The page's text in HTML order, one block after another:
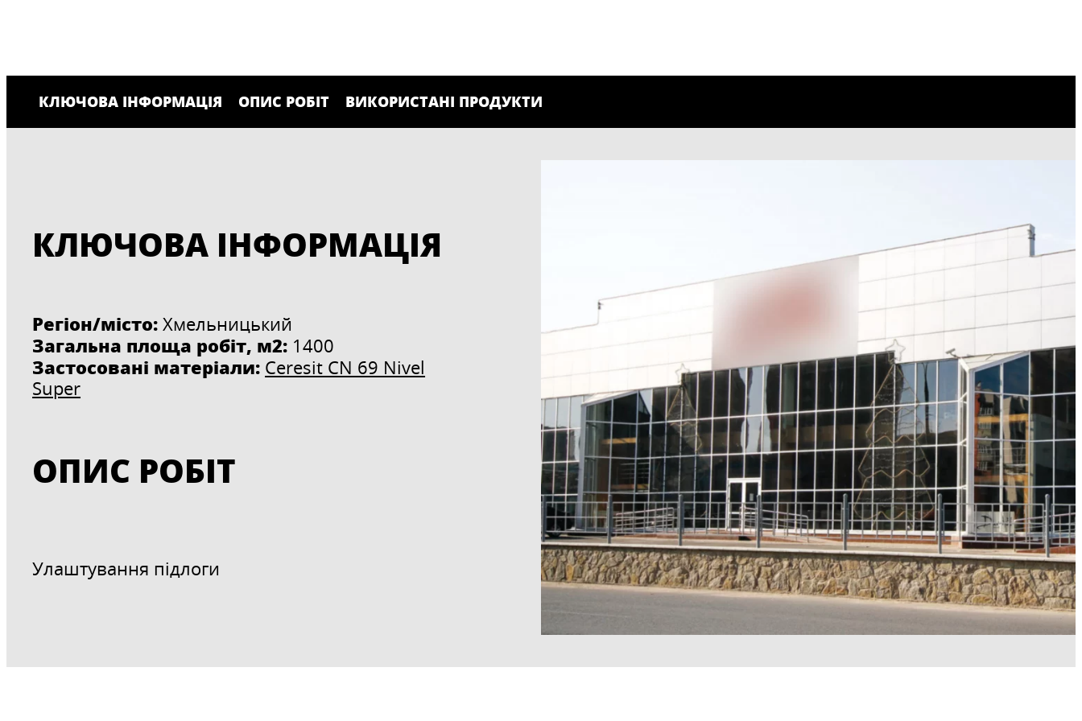
КЛЮЧОВА ІНФОРМАЦІЯ ОПИС РОБІТ ВИКОРИСТАНІ ПРОДУКТИ
КЛЮЧОВА ІНФОРМАЦІЯ
Регіон/місто: Хмельницький
Загальна площа робіт, м2: 1400
Застосовані матеріали: Ceresit CN 69 Nivel
Super
ОПИС РОБІТ
Улаштування підлоги